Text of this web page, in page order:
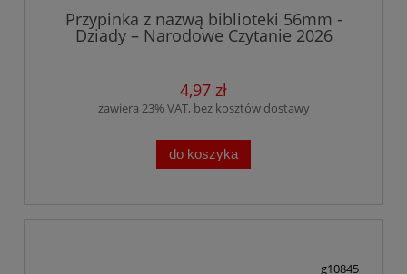
Przypinka z nazwą biblioteki 56mm -
Dziady – Narodowe Czytanie 2026
4,97 zł
zawiera 23% VAT, bez kosztów dostawy
do koszyka
g10845